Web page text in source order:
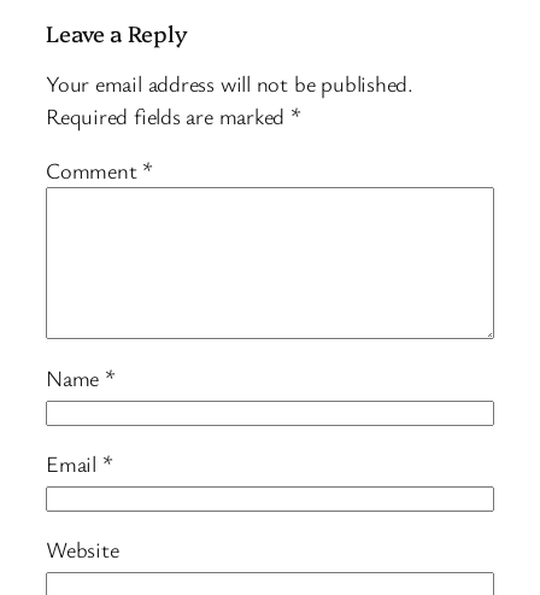
Leave a Reply
Your email address will not be published.
Required fields are marked *
Comment *
Name *
Email *
Website